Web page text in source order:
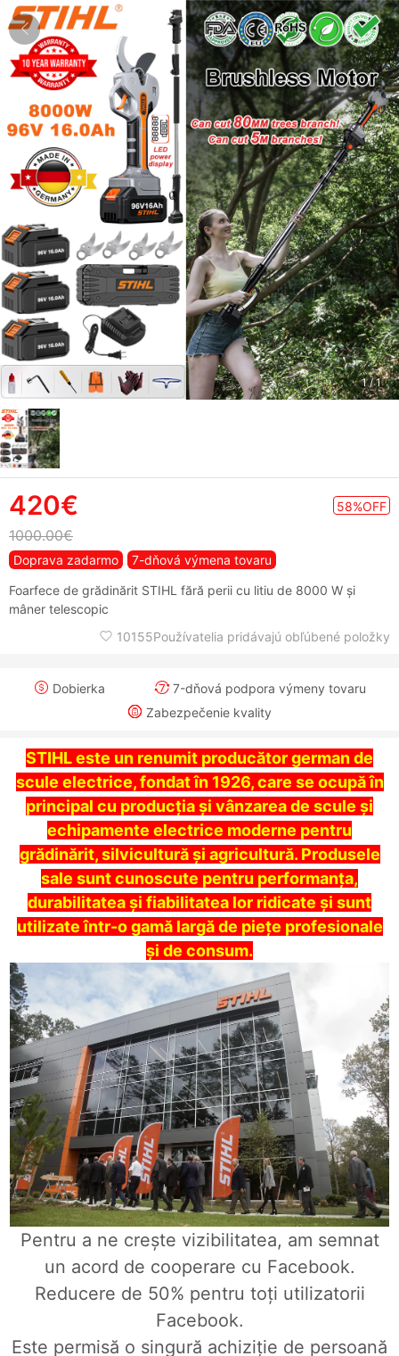
1/1
420€ 58%OFF
1000.00€
Doprava zadarmo
7-dňová výmena tovaru
Foarfece de grădinărit STIHL fără perii cu litiu de 8000 W și
mâner telescopic
10155Používatelia pridávajú obľúbené položky
Dobierka
7-dňová podpora výmeny tovaru
Zabezpečenie kvality
STIHL este un renumit producător german de
scule electrice, fondat în 1926, care se ocupă în
principal cu producția și vânzarea de scule și
echipamente electrice moderne pentru
grădinărit, silvicultură și agricultură. Produsele
sale sunt cunoscute pentru performanța,
durabilitatea și fiabilitatea lor ridicate și sunt
utilizate într-o gamă largă de piețe profesionale
și de consum.
Pentru a ne crește vizibilitatea, am semnat
un acord de cooperare cu Facebook.
Reducere de 50% pentru toți utilizatorii
Facebook.
Este permisă o singură achiziție de persoană